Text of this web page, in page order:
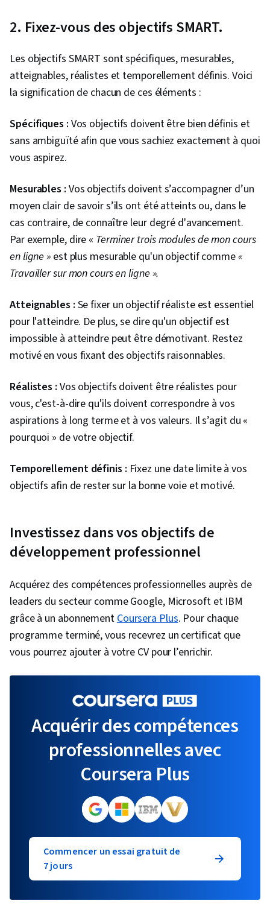
stratégique, Communication persuasive,
rapports, Communication, L'écoute active,
Communications interpersonnelles,
Leadership, Mise en réseau générale, Prise de
décision, Éthique des affaires, Proactivité,
de soi, Structure organisationnelle, Efficacité
organisationnelle, Analyse des réseaux sociaux,
Culture, Intégrité personnelle, Formation des
habitudes, Fixation des objectifs, Intelligence
émotionnelle, Gestion des conflits, Gestion
d'équipe, Le sang-froid, Gestion du stress,
Productivité
2. Fixez-vous des objectifs SMART.
Les objectifs SMART sont spécifiques, mesurables,
atteignables, réalistes et temporellement définis. Voici
la signification de chacun de ces éléments :
Spécifiques : Vos objectifs doivent être bien définis et
sans ambiguïté afin que vous sachiez exactement à quoi
vous aspirez.
Mesurables : Vos objectifs doivent s’accompagner d’un
moyen clair de savoir s’ils ont été atteints ou, dans le
cas contraire, de connaître leur degré d'avancement.
Par exemple, dire « Terminer trois modules de mon cours
en ligne » est plus mesurable qu'un objectif comme«
Travailler sur mon cours en ligne ».
Atteignables : Se fixer un objectif réaliste est essentiel
pour l'atteindre. De plus, se dire qu'un objectif est
impossible à atteindre peut être démotivant. Restez
motivé en vous fixant des objectifs raisonnables.
Réalistes : Vos objectifs doivent être réalistes pour
vous, c'est-à-dire qu'ils doivent correspondre à vos
aspirations à long terme et à vos valeurs. Il s’agit du «
pourquoi » de votre objectif.
Temporellement définis : Fixez une date limite à vos
objectifs afin de rester sur la bonne voie et motivé.
Investissez dans vos objectifs de
développement professionnel
Acquérez des compétences professionnelles auprès de
leaders du secteur comme Google, Microsoft et IBM
grâce à un abonnementCoursera Plus. Pour chaque
programme terminé, vous recevrez un certificat que
vous pourrez ajouter à votre CV pour l’enrichir.
Acquérir des compétences
professionnelles avec
Coursera Plus
Commencer un essai gratuit de
7 jours